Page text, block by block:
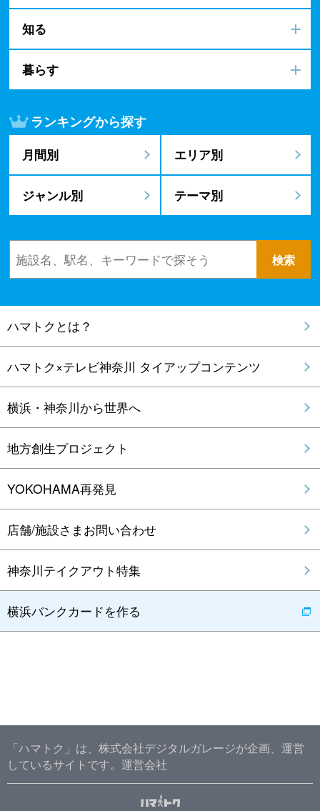
知る
暮らす
ランキングから探す
月間別 エリア別
ジャンル別 テーマ別
ハマトクとは？
ハマトク×テレビ神奈川 タイアップコンテンツ
横浜・神奈川から世界へ
地方創生プロジェクト
YOKOHAMA再発見
店舗/施設さまお問い合わせ
神奈川テイクアウト特集
横浜バンクカードを作る
「ハマトク」は、株式会社デジタルガレージが企画、運営
しているサイトです。 運営会社